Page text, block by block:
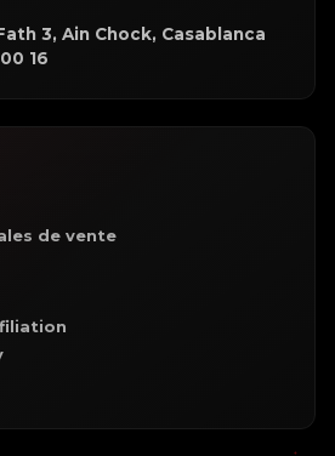
3, Ain Chock, Casablanca
16
de vente